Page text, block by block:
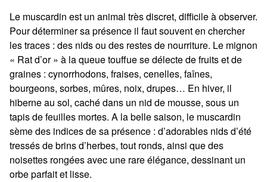
Le muscardin est un animal très discret, difficile à observer.
Pour déterminer sa présence il faut souvent en chercher
les traces : des nids ou des restes de nourriture. Le mignon
« Rat d’or » à la queue touffue se délecte de fruits et de
graines : cynorrhodons, fraises, cenelles, faînes,
bourgeons, sorbes, mûres, noix, drupes… En hiver, il
hiberne au sol, caché dans un nid de mousse, sous un
tapis de feuilles mortes. A la belle saison, le muscardin
sème des indices de sa présence : d’adorables nids d’été
tressés de brins d’herbes, tout ronds, ainsi que des
noisettes rongées avec une rare élégance, dessinant un
orbe parfait et lisse.